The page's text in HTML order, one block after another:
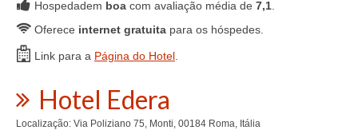
Hospedadem boa com avaliação média de 7,1
Oferece internet gratuita para os hóspedes.
Link para a Página do Hotel
Hotel Edera
Localização: Via Poliziano 75, Monti, 00184 Roma, Itália